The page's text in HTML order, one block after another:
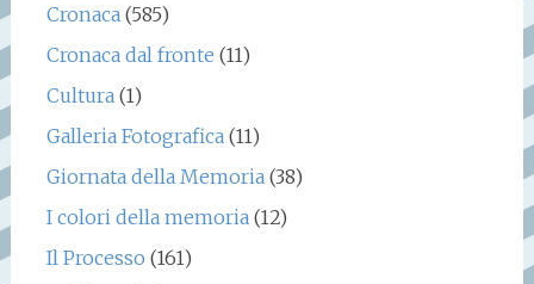
Cronaca (585)
Cronaca dal fronte (11)
Cultura (1)
Galleria Fotografica (11)
Giornata della Memoria (38)
I colori della memoria (12)
Il Processo (161)